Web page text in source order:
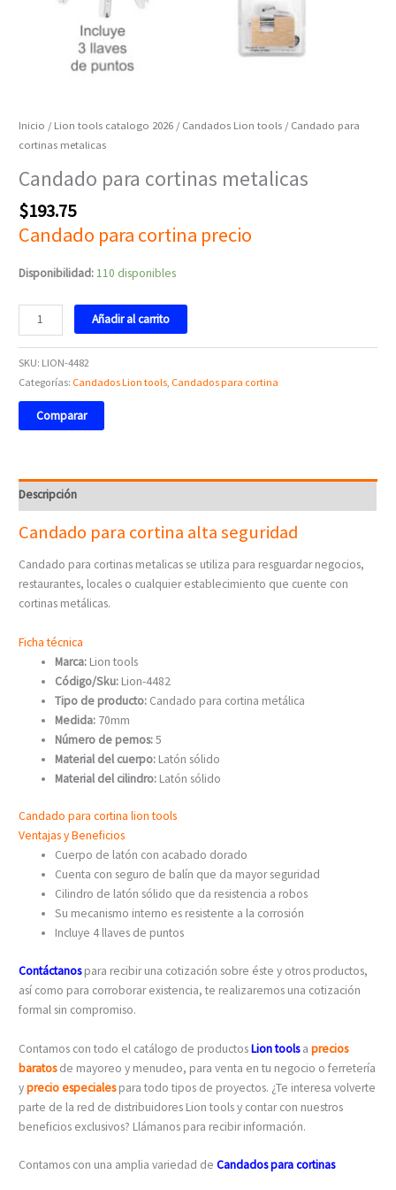
Inicio / Lion tools catalogo 2026 / Candados Lion tools / Candado para
cortinas metalicas
Candado para cortinas metalicas
$193.75
Candado para cortina precio
Disponibilidad:110 disponibles
Añadir al carrito
SKU: LION-4482
Categorías: Candados Lion tools, Candados para cortina
Comparar
Descripción
Candado para cortina alta seguridad
Candado para cortinas metalicas se utiliza para resguardar negocios,
restaurantes, locales o cualquier establecimiento que cuente con
cortinas metálicas.
Ficha técnica
Marca: Lion tools
Código/Sku: Lion-4482
Tipo de producto: Candado para cortina metálica
Medida: 70mm
Número de pernos:5
Material del cuerpo: Latón sólido
Material del cilindro: Latón sólido
Candado para cortina lion tools
Ventajas y Beneficios
Cuerpo de latón con acabado dorado
Cuenta con seguro de balín que da mayor seguridad
Cilindro de latón sólido que da resistencia a robos
Su mecanismo interno es resistente a la corrosión
Incluye 4 llaves de puntos
Contáctanos para recibir una cotización sobre éste y otros productos,
así como para corroborar existencia, te realizaremos una cotización
formal sin compromiso.
Contamos con todo el catálogo de productosLion toolsaprecios
baratosde mayoreo y menudeo, para venta en tu negocio o ferretería
yprecio especialespara todo tipos de proyectos. ¿Te interesa volverte
parte de la red de distribuidores Lion tools y contar con nuestros
beneficios exclusivos? Llámanos para recibir información.
Contamos con una amplia variedad deCandados para cortinas